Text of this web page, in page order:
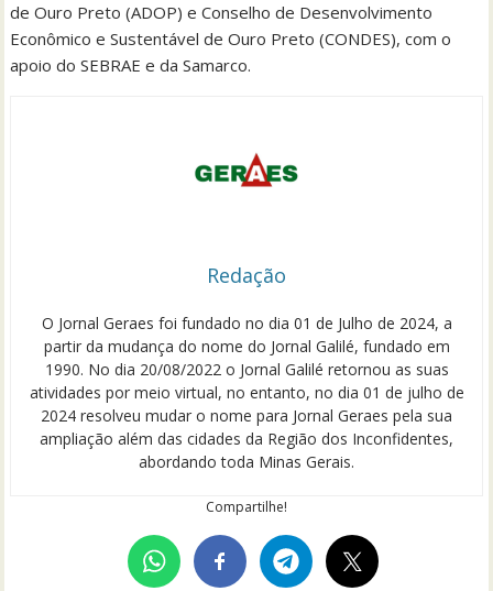
de Ouro Preto (ADOP) e Conselho de Desenvolvimento
Econômico e Sustentável de Ouro Preto (CONDES), com o
apoio do SEBRAE e da Samarco.
Redação
O Jornal Geraes foi fundado no dia 01 de Julho de 2024, a
partir da mudança do nome do Jornal Galilé, fundado em
1990. No dia 20/08/2022 o Jornal Galilé retornou as suas
atividades por meio virtual, no entanto, no dia 01 de julho de
2024 resolveu mudar o nome para Jornal Geraes pela sua
ampliação além das cidades da Região dos Inconfidentes,
abordando toda Minas Gerais.
Compartilhe!